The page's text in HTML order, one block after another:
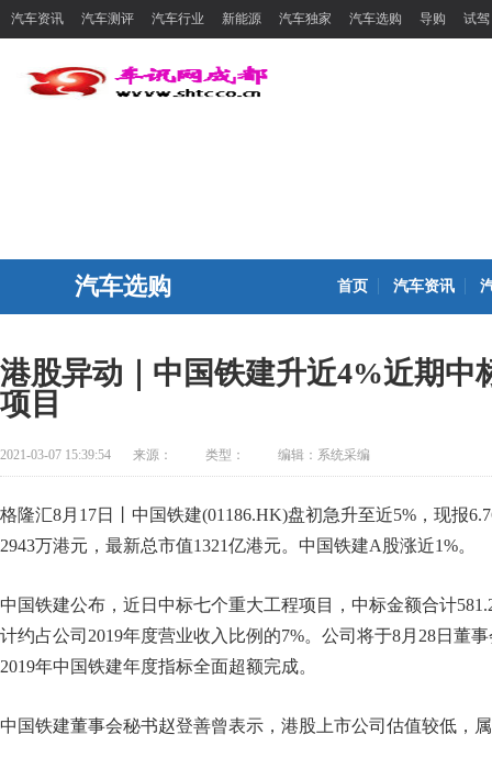
汽车资讯 汽车测评 汽车行业 新能源 汽车独家 汽车选购 导购 试驾
汽车选购 首页 汽车资讯
港股异动｜中国铁建升近4%近期中
项目
2021-03-07 15:39:54 来源： 类型： 编辑：系统采编
格隆汇8月17日丨中国铁建(01186.HK)盘初急升至近5%，现报
2943万港元，最新总市值1321亿港元。中国铁建A股涨近1%。
中国铁建公布，近日中标七个重大工程项目，中标金额合计
计约占公司2019年度营业收入比例的7%。公司将于8月28日董
2019年中国铁建年度指标全面超额完成。
中国铁建董事会秘书赵登善曾表示，港股上市公司估值较低，